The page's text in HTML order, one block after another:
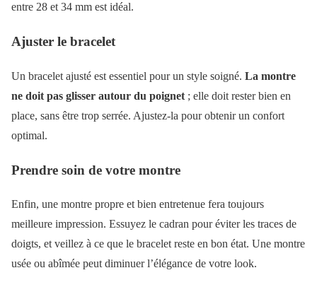
entre 28 et 34 mm est idéal.
Ajuster le bracelet
Un bracelet ajusté est essentiel pour un style soigné. La montre
ne doit pas glisser autour du poignet ; elle doit rester bien en
place, sans être trop serrée. Ajustez-la pour obtenir un confort
optimal.
Prendre soin de votre montre
Enfin, une montre propre et bien entretenue fera toujours
meilleure impression. Essuyez le cadran pour éviter les traces de
doigts, et veillez à ce que le bracelet reste en bon état. Une montre
usée ou abîmée peut diminuer l’élégance de votre look.